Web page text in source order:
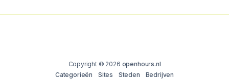
Copyright © 2026 openhours.nl
Categorieën
Sites Steden
Bedrijven